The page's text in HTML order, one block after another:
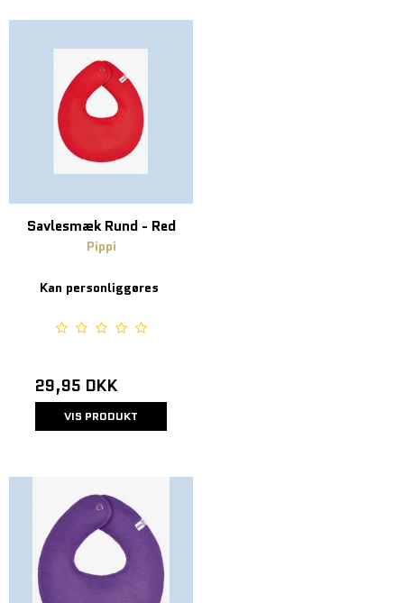
Savlesmæk Rund - Red
Pippi
Kan personliggøres
29,95 DKK
VIS PRODUKT